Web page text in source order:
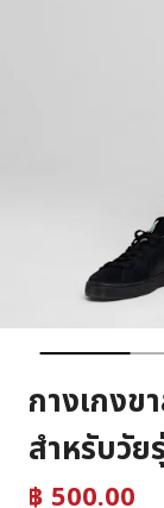
กางเกงข
สำหรับวัย
฿ 500.00